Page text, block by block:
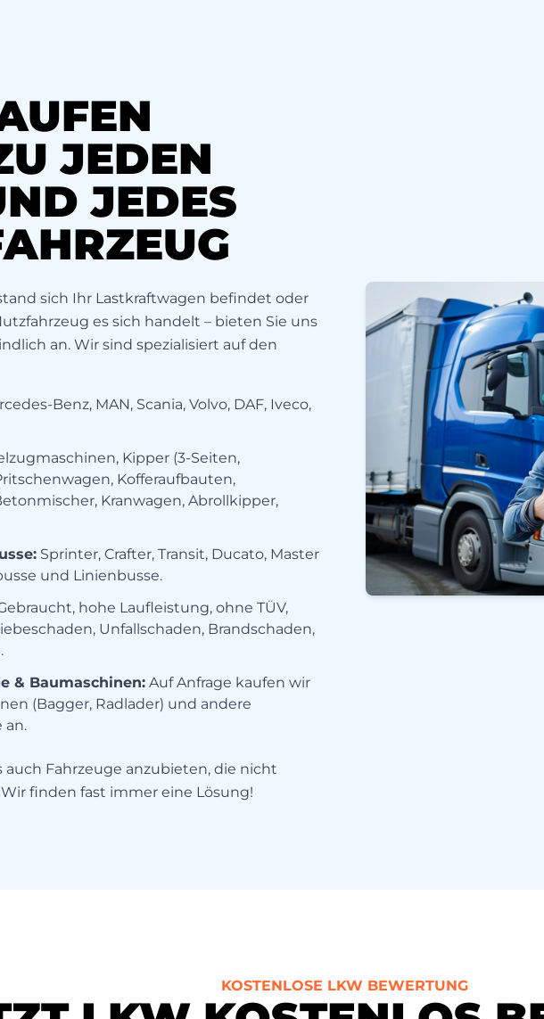
JEDEN
JEDES
sich Ihr Lastkraftwagen befindet oder
es sich handelt – bieten Sie uns
an. Wir sind spezialisiert auf den
Benz, MAN, Scania, Volvo, DAF, Iveco,
Kipper (3-Seiten,
Kofferaufbauten,
Kranwagen, Abrollkipper,
Sprinter, Crafter, Transit, Ducato, Master
und Linienbusse.
hohe Laufleistung, ohne TÜV,
Unfallschaden, Brandschaden,
& Baumaschinen: Auf Anfrage kaufen wir
(Bagger, Radlader) und andere
an.
auch Fahrzeuge anzubieten, die nicht
finden fast immer eine Lösung!
KOSTENLOSE LKW BEWERTUNG